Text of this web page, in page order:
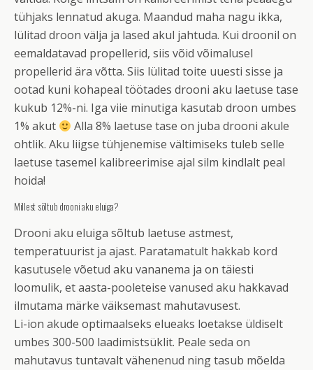
tühjaks lennatud akuga. Maandud maha nagu ikka,
lülitad droon välja ja lased akul jahtuda. Kui droonil on
eemaldatavad propellerid, siis võid võimalusel
propellerid ära võtta. Siis lülitad toite uuesti sisse ja
ootad kuni kohapeal töötades drooni aku laetuse tase
kukub 12%-ni. Iga viie minutiga kasutab droon umbes
1% akut
Alla 8% laetuse tase on juba drooni akule
ohtlik. Aku liigse tühjenemise vältimiseks tuleb selle
laetuse tasemel kalibreerimise ajal silm kindlalt peal
hoida!
Millest sõltub drooni aku eluiga?
Drooni aku eluiga sõltub laetuse astmest,
temperatuurist ja ajast. Paratamatult hakkab kord
kasutusele võetud aku vananema ja on täiesti
loomulik, et aasta-pooleteise vanused aku hakkavad
ilmutama märke väiksemast mahutavusest.
Li-ion akude optimaalseks elueaks loetakse üldiselt
umbes 300-500 laadimistsüklit. Peale seda on
mahutavus tuntavalt vähenenud ning tasub mõelda